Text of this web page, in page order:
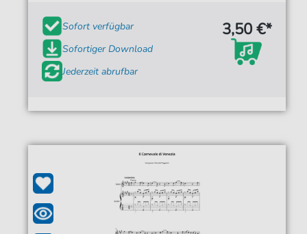
Sofort verfügbar
Sofortiger Download
Jederzeit abrufbar
3,50 €*